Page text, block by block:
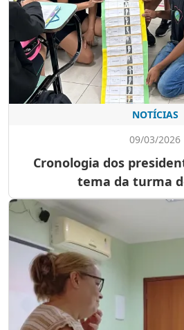
NOTÍCIAS
09/03/2026
Cronologia dos
tema da turma